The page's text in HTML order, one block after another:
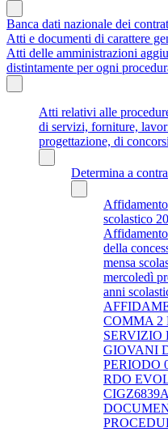
Banca dati nazionale dei
Atti e documenti di carattere
Atti delle amministrazioni
distintamente per ogni
Atti relativi alle
di servizi, forniture,
progettazione, di
Determina a
scolastico
della
mensa
mercoledì
anni
COMMA 2
SERVIZIO
GIOVANI
PERIODO
RDO